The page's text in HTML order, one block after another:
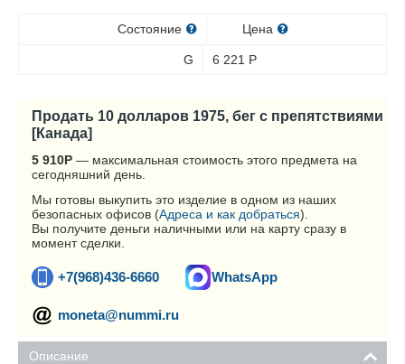
Состояние Цена
G 6 221 Р
Продать 10 долларов 1975, бег с препятствиями
[Канада]
5 910Р — максимальная стоимость этого предмета на
сегодняшний день.
Мы готовы выкупить это изделие в одном из наших
безопасных офисов (Адреса и как добраться).
Вы получите деньги наличными или на карту сразу в
момент сделки.
+7(968)436-6660 WhatsApp
moneta@nummi.ru
Описание